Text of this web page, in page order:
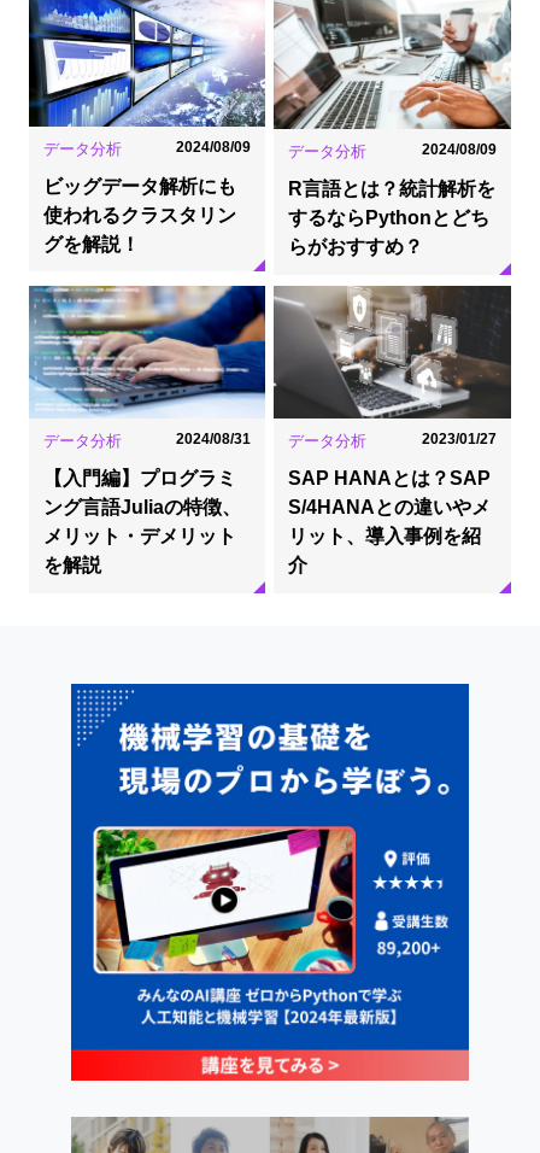
データ分析 2024/08/09
ビッグデータ解析にも
使われるクラスタリン
グを解説！
データ分析 2024/08/09
R言語とは？統計解析を
するならPythonとどち
らがおすすめ？
データ分析 2024/08/31
【入門編】プログラミ
ング言語Juliaの特徴、
メリット・デメリット
を解説
データ分析 2023/01/27
SAP HANAとは？SAP
S/4HANAとの違いやメ
リット、導入事例を紹
介